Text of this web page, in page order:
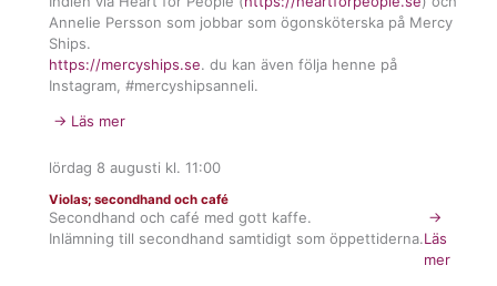
Annelie Persson som jobbar som ögonsköterska på Mercy
Ships.
https://mercyships.se. du kan även följa henne på
Instagram, #mercyshipsanneli.
→ Läs mer
lördag 8 augusti kl. 11:00
Violas; secondhand och café
Secondhand och café med gott kaffe.
Inlämning till secondhand samtidigt som öppettiderna.
→
Läs
mer